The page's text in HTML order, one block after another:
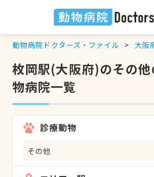
動物病院ドクターズ・ファイル 大阪
枚岡駅(大阪府)のその
物病院一覧
診療動物
その他